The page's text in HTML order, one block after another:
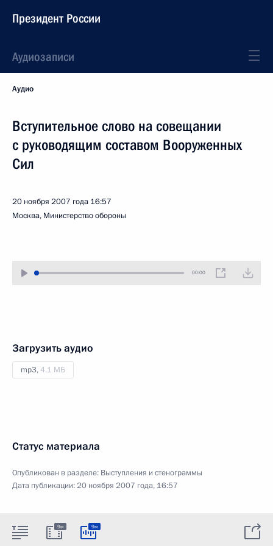
Президент России
Аудиозаписи
Аудио
Вступительное слово на совещании
с руководящим составом Вооруженных
Сил
20 ноября 2007 года 16:57
Москва, Министерство обороны
00:00
Загрузить аудио
mp3,4.1 МБ
Статус материала
Опубликован в разделе: Выступления и стенограммы
Дата публикации:20 ноября 2007 года, 16:57
9м 9м